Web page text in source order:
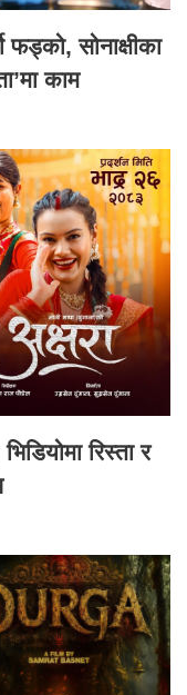
फड्को, सोनाक्षीका
काम
रिस्ता र